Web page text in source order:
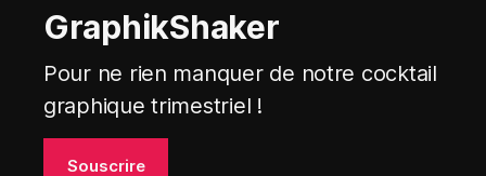
GraphikShaker
Pour ne rien manquer de notre cocktail
graphique trimestriel !